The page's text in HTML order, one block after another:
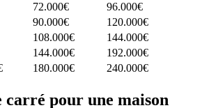
72.000€
96.000€
90.000€
120.000€
108.000€
144.000€
144.000€
192.000€
180.000€ 240.000€
pour une maison